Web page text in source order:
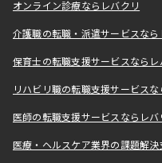
オンライン診療ならレバクリ
介護職の転職・派遣サービスな
保育士の転職支援サービスならレ
リハビリ職の転職支援サービス
医師の転職支援サービスならレ
医療・ヘルスケア業界の課題解